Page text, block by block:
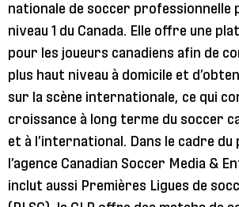
nationale de soccer professionnelle
niveau 1 du Canada. Elle offre une
pour les joueurs canadiens afin de
plus haut niveau à domicile et
sur la scène internationale, ce qui
croissance à long terme du soccer
et à l’international. Dans le cadre
l’agence Canadian Soccer Media &
inclut aussi Premières Ligues de